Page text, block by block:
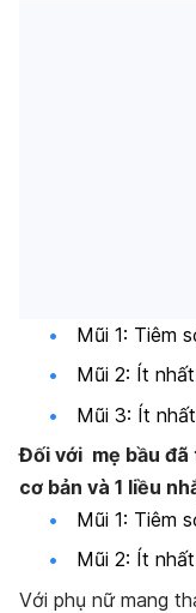
Mũi 1: Tiêm
Mũi 2: Ít nhất
Mũi 3: Ít
Đối với mẹ bầu đã
cơ bản và 1 liều
Mũi 1: Tiêm
Mũi 2: Ít nhất
Với phụ nữ mang